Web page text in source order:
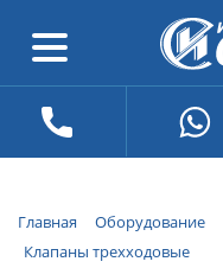
Главная Оборудование
Клапаны трехходовые